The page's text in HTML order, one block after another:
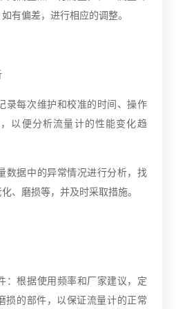
有偏差，进行相应的调整。
录每次维护和校准的时间、操作
以便分析流量计的性能变化趋
数据中的异常情况进行分析，找
、磨损等，并及时采取措施。
：根据使用频率和厂家建议，定
损的部件，以保证流量计的正常